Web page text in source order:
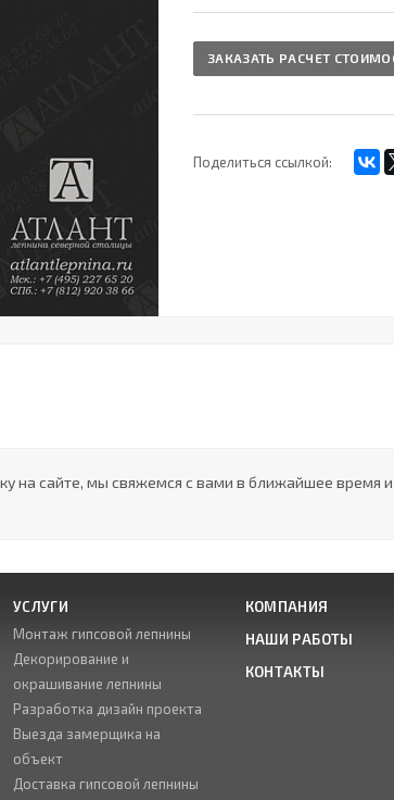
ЗАКАЗАТЬ РАСЧЕТ
Поделиться ссылкой:
на сайте, мы свяжемся с вами в ближайшее время
УСЛУГИ
Монтаж гипсовой лепнины
Декорирование и
окрашивание лепнины
Разработка дизайн проекта
Выезда замерщика на
объект
Доставка гипсовой лепнины
КОМПАНИЯ
НАШИ РАБОТЫ
КОНТАКТЫ